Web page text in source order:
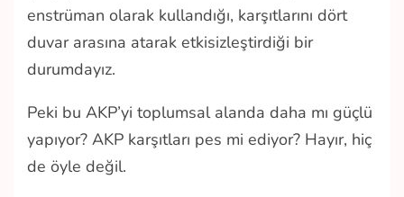
enstrüman olarak kullandığı, karşıtlarını dört
duvar arasına atarak etkisizleştirdiği bir
durumdayız.
Peki bu AKP’yi toplumsal alanda daha mı güçlü
yapıyor? AKP karşıtları pes mi ediyor? Hayır, hiç
de öyle değil.